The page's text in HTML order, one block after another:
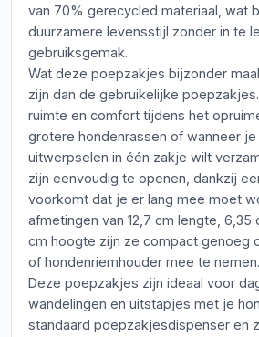
van 70% gerecycled materiaal, wat
duurzamere levensstijl zonder in te
gebruiksgemak.
Wat deze poepzakjes bijzonder
zijn dan de gebruikelijke
ruimte en comfort tijdens het
grotere hondenrassen of wanneer
uitwerpselen in één zakje wilt
zijn eenvoudig te openen, dankzij
voorkomt dat je er lang mee moet
afmetingen van 12,7 cm lengte, 6,35
cm hoogte zijn ze compact genoeg
of hondenriemhouder mee te nemen.
Deze poepzakjes zijn ideaal voor
wandelingen en uitstapjes met je
standaard poepzakjesdispenser en